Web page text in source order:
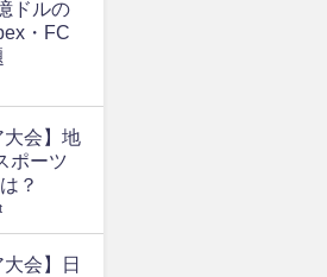
ドルの
・FC
大会】地
ポーツ
？
大会】日